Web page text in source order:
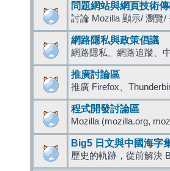
問題網站與網頁技術
討論 Mozilla 顯示/ 瀏覽/
網路隱私與政策倡議
網路隱私、網路追蹤、
推廣討論區
推廣 Firefox、
程式開發討論區
Mozilla (mozilla.org,
Big5 日文與中國海字
歷史的軌跡，從前解決